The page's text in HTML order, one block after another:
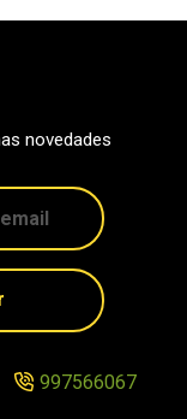
novedades
997566067